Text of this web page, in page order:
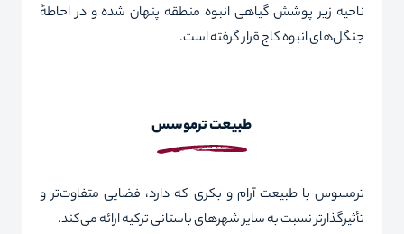
ناحیه زیر پوشش گیاهی انبوه منطقه پنهان شده و در احاطهٔ
جنگل‌های انبوه کاج قرار گرفته‌ است.
طبیعت ترموسس
ترمسوس با طبیعت آرام و بکری که دارد، فضایی متفاوت‌تر و
تأثیرگذارتر نسبت به سایر شهرهای باستانی ترکیه ارائه می‌کند.